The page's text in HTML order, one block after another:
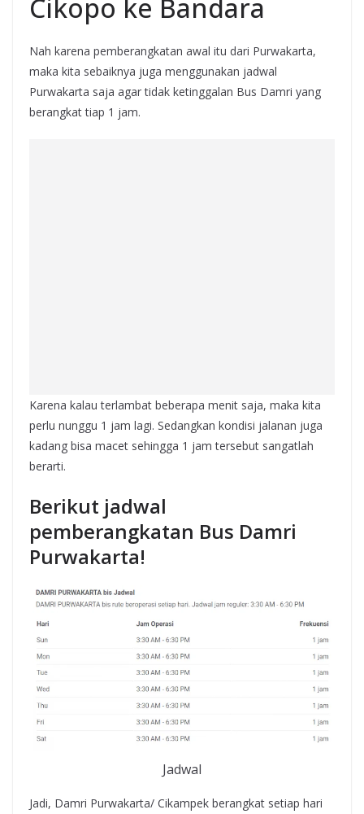
Cikopo ke Bandara
Nah karena pemberangkatan awal itu dari Purwakarta,
maka kita sebaiknya juga menggunakan jadwal
Purwakarta saja agar tidak ketinggalan Bus Damri yang
berangkat tiap 1 jam.
Karena kalau terlambat beberapa menit saja, maka kita
perlu nunggu 1 jam lagi. Sedangkan kondisi jalanan juga
kadang bisa macet sehingga 1 jam tersebut sangatlah
berarti.
Berikut jadwal
pemberangkatan Bus Damri
Purwakarta!
Jadwal
Jadi, Damri Purwakarta/ Cikampek berangkat setiap hari